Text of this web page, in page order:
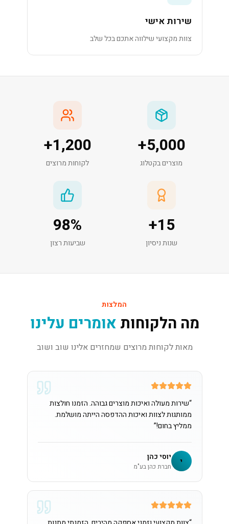
שירות אישי
צוות מקצועי שילווה אתכם בכל שלב
5,000
+
מוצרים בקטלוג
1,200
+
לקוחות מרוצים
15
+
שנות ניסיון
98%
שביעות רצון
המלצות
מה הלקוחות אומרים עלינו
מאות לקוחות מרוצים שמחזרים אלינו שוב ושוב
“שירות מעולה ואיכות מוצרים גבוהה. הזמנו חולצות
ממותגות לצוות ואיכות ההדפסה הייתה מושלמת.
ממליץ בחום!”
י יוסי כהן
חברת כהן בע"מ